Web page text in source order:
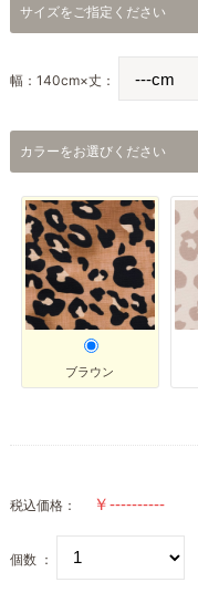
サイズをご指定ください
幅：140cm×丈：
カラーをお選びください
ブラウン
税込価格：
個数 ：